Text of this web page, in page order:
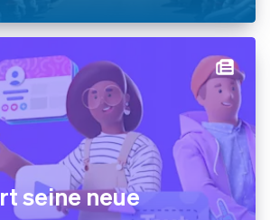
seine neue